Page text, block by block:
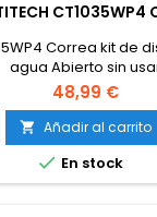
CT1035WP4
Correa kit de
agua Abierto sin
48,99 €
 Añadir al carrito
 En stock